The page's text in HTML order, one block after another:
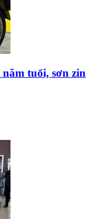
tuổi, sơn zin